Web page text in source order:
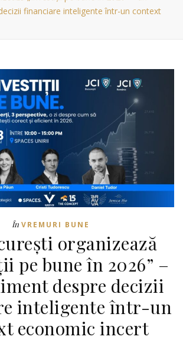
financiare inteligente într-un context
În VREMURI BUNE
organizează
pe bune în 2026” –
despre decizii
inteligente într-un
economic incert